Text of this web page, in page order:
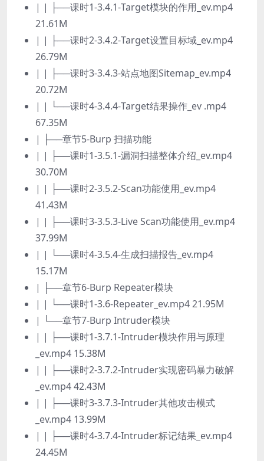
| | ├──课时1-3.4.1-Target模块的作用_ev.mp4
21.61M
| | ├──课时2-3.4.2-Target设置目标域_ev.mp4
26.79M
| | ├──课时3-3.4.3-站点地图Sitemap_ev.mp4
20.72M
| | └──课时4-3.4.4-Target结果操作_ev .mp4
67.35M
| ├──章节5-Burp 扫描功能
| | ├──课时1-3.5.1-漏洞扫描整体介绍_ev.mp4
30.70M
| | ├──课时2-3.5.2-Scan功能使用_ev.mp4
41.43M
| | ├──课时3-3.5.3-Live Scan功能使用_ev.mp4
37.99M
| | └──课时4-3.5.4-生成扫描报告_ev.mp4
15.17M
| ├──章节6-Burp Repeater模块
| | └──课时1-3.6-Repeater_ev.mp4 21.95M
| └──章节7-Burp Intruder模块
| | ├──课时1-3.7.1-Intruder模块作用与原理
_ev.mp4 15.38M
| | ├──课时2-3.7.2-Intruder实现密码暴力破解
_ev.mp4 42.43M
| | ├──课时3-3.7.3-Intruder其他攻击模式
_ev.mp4 13.99M
| | ├──课时4-3.7.4-Intruder标记结果_ev.mp4
24.45M